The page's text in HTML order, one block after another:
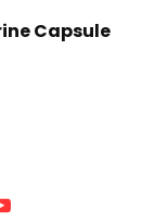
Capsule